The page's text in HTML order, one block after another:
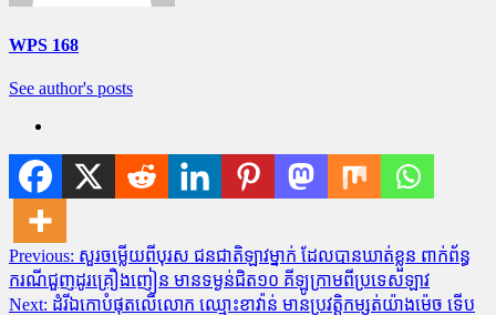
WPS 168
See author's posts
Post
navigation
Previous: សួរចម្លើយពីបុរស ជនជាតិឡាវម្នាក់ ដែលបានឃាត់ខ្លួន ពាក់ព័ន្ធ
ករណីជួញដូរគ្រឿងញៀន មានទម្ងន់ជិត១០ គីឡូក្រាមពីប្រទេសឡាវ
Next: ដំរីឯកោបំផុតលើលោក ឈ្មោះខាវ៉ាន់ មានប្រវត្តិកម្សត់យ៉ាងម៉េច ទើប